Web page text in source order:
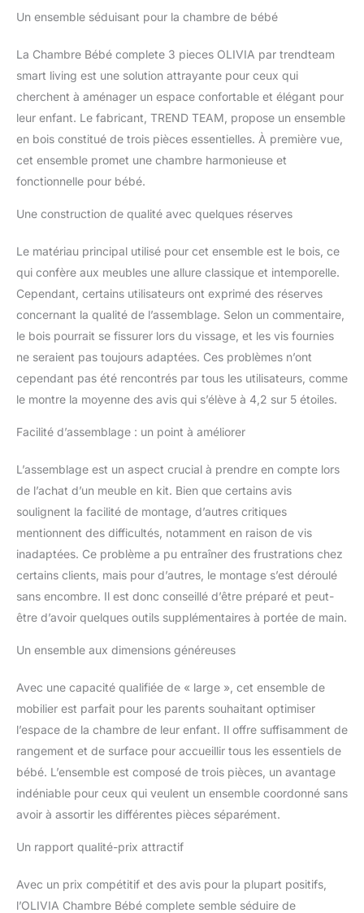
Un ensemble séduisant pour la chambre de bébé
La Chambre Bébé complete 3 pieces OLIVIA par trendteam
smart living est une solution attrayante pour ceux qui
cherchent à aménager un espace confortable et élégant pour
leur enfant. Le fabricant, TREND TEAM, propose un ensemble
en bois constitué de trois pièces essentielles. À première vue,
cet ensemble promet une chambre harmonieuse et
fonctionnelle pour bébé.
Une construction de qualité avec quelques réserves
Le matériau principal utilisé pour cet ensemble est le bois, ce
qui confère aux meubles une allure classique et intemporelle.
Cependant, certains utilisateurs ont exprimé des réserves
concernant la qualité de l’assemblage. Selon un commentaire,
le bois pourrait se fissurer lors du vissage, et les vis fournies
ne seraient pas toujours adaptées. Ces problèmes n’ont
cependant pas été rencontrés par tous les utilisateurs, comme
le montre la moyenne des avis qui s’élève à 4,2 sur 5 étoiles.
Facilité d’assemblage : un point à améliorer
L’assemblage est un aspect crucial à prendre en compte lors
de l’achat d’un meuble en kit. Bien que certains avis
soulignent la facilité de montage, d’autres critiques
mentionnent des difficultés, notamment en raison de vis
inadaptées. Ce problème a pu entraîner des frustrations chez
certains clients, mais pour d’autres, le montage s’est déroulé
sans encombre. Il est donc conseillé d’être préparé et peut-
être d’avoir quelques outils supplémentaires à portée de main.
Un ensemble aux dimensions généreuses
Avec une capacité qualifiée de « large », cet ensemble de
mobilier est parfait pour les parents souhaitant optimiser
l’espace de la chambre de leur enfant. Il offre suffisamment de
rangement et de surface pour accueillir tous les essentiels de
bébé. L’ensemble est composé de trois pièces, un avantage
indéniable pour ceux qui veulent un ensemble coordonné sans
avoir à assortir les différentes pièces séparément.
Un rapport qualité-prix attractif
Avec un prix compétitif et des avis pour la plupart positifs,
l’OLIVIA Chambre Bébé complete semble séduire de